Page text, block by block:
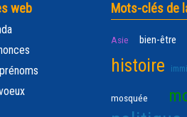
web Mots-clés de
Asie bien-être
histoire
mosquée